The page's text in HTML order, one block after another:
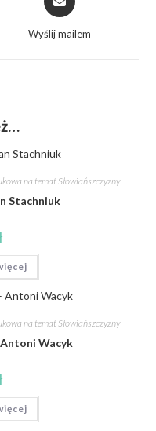
Wyślij mailem
na temat Słowiańszczyzny
Stachniuk
na temat Słowiańszczyzny
Wacyk